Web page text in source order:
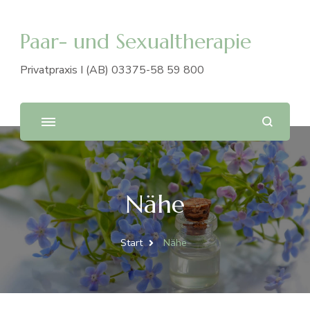
Paar- und Sexualtherapie
Privatpraxis I (AB) 03375-58 59 800
Nähe
Start Nähe